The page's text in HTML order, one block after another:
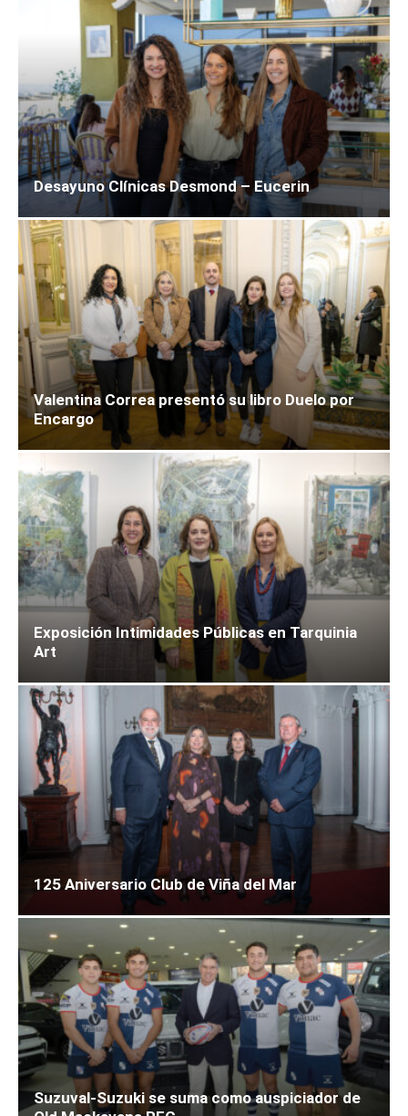
Desayuno Clínicas Desmond – Eucerin
Valentina Correa presentó su libro Duelo por
Encargo
Exposición Intimidades Públicas en Tarquinia
Art
125 Aniversario Club de Viña del Mar
Suzuval-Suzuki se suma como auspiciador de